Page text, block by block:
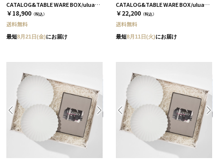
CATALOG&TABLE WARE BOX/uluao/パレスプレート160&220 4枚セット/全5種 イヴェット
￥18,900 （税込）
送料無料
最短8月21日(金)にお届け
CATALOG&TABLE WARE BOX/uluao/パレスプレート160&220 4枚セット/全5種 ザグーアン
￥22,200 （税込）
送料無料
最短8月11日(火)にお届け